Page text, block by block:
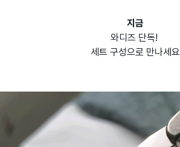
지금
와디즈 단독!
세트 구성으로 만나세요